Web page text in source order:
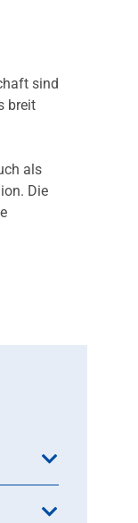
sind
breit
als
Die